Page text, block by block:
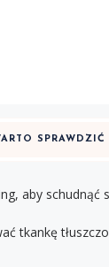
SPRAWDZIĆ
aby schudnąć
tkankę